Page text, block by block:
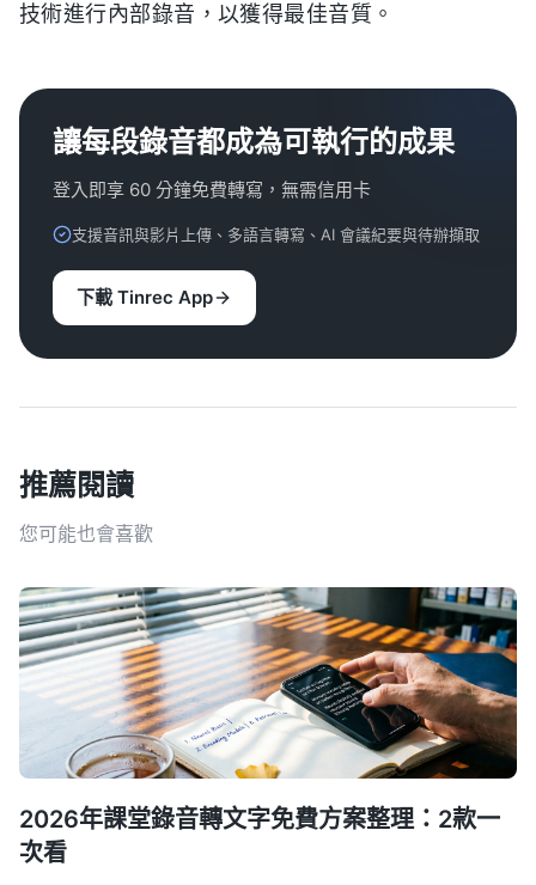
技術進行內部錄音，以獲得最佳音質。
讓每段錄音都成為可執行的成果
登入即享 60 分鐘免費轉寫，無需信用卡
支援音訊與影片上傳、多語言轉寫、AI 會議紀要與待辦擷取
下載 Tinrec App
推薦閱讀
您可能也會喜歡
2026年課堂錄音轉文字免費方案整理：2款一
次看